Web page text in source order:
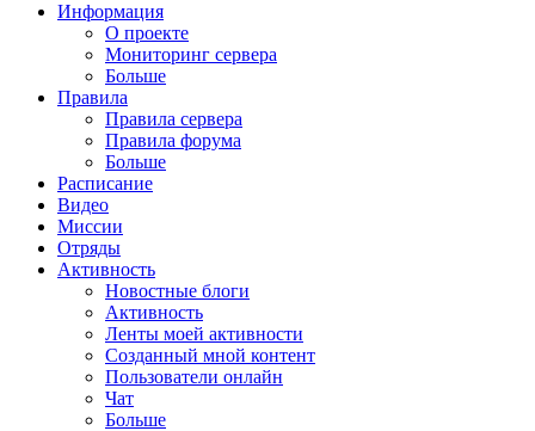
Информация
О проекте
Мониторинг сервера
Больше
Правила
Правила сервера
Правила форума
Больше
Расписание
Видео
Миссии
Отряды
Активность
Новостные блоги
Активность
Ленты моей активности
Созданный мной контент
Пользователи онлайн
Чат
Больше